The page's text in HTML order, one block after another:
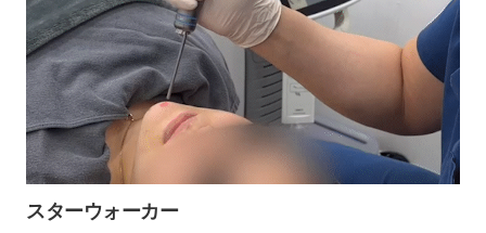
スターウォーカー